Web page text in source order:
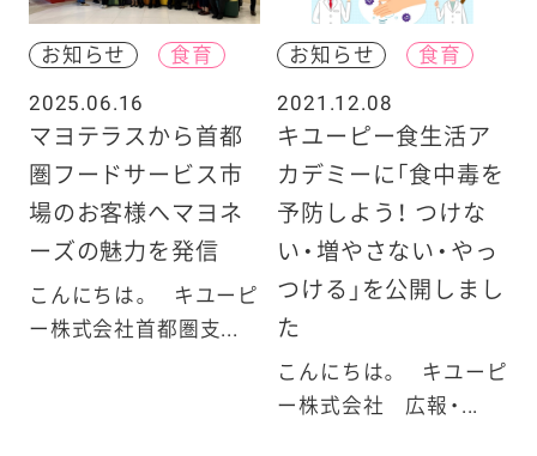
お知らせ
食育
2025.06.16
マヨテラスから首都
圏フードサービス市
場のお客様へマヨネ
ーズの魅力を発信
こんにちは。 キユーピ
ー株式会社首都圏支...
お知らせ
食育
2021.12.08
キユーピー食生活ア
カデミーに「食中毒を
予防しよう！ つけな
い・増やさない・やっ
つける」を公開しまし
た
こんにちは。 キユーピ
ー株式会社 広報・...